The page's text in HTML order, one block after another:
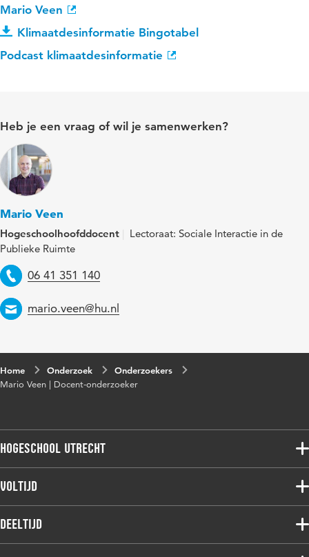
Mario Veen
Klimaatdesinformatie Bingotabel
Podcast klimaatdesinformatie
Heb je een vraag of wil je samenwerken?
Mario Veen
Hogeschoolhoofddocent
Lectoraat: Sociale Interactie in de
Publieke Ruimte
Telefoon
06 41 351 140
Email
mario.veen@hu.nl
Home Onderzoek
Onderzoekers
Mario Veen | Docent-onderzoeker
Hogeschool Utrecht
Voltijdopleidingen
Onderzoek
Voltijd
Associate degree
Deeltijd